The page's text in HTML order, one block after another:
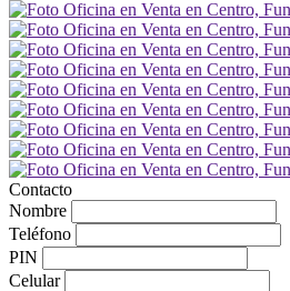
Contacto
Nombre
Teléfono
PIN
Celular